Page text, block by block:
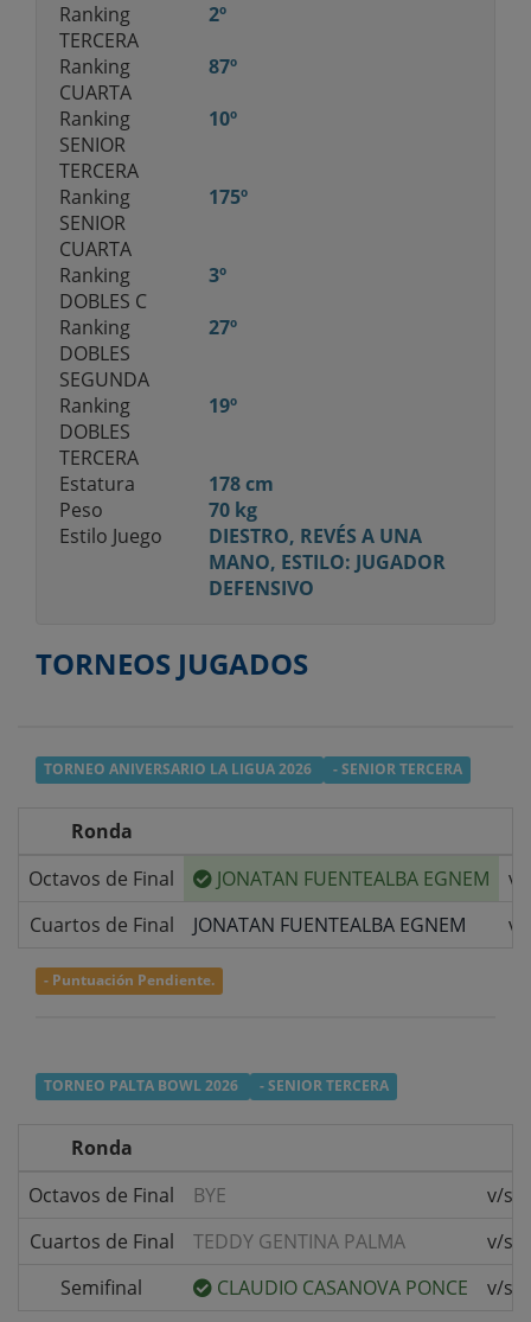
Ranking
TERCERA
2º
Ranking
CUARTA
87º
Ranking
SENIOR
TERCERA
10º
Ranking
SENIOR
CUARTA
175º
Ranking
DOBLES C
3º
Ranking
DOBLES
SEGUNDA
27º
Ranking
DOBLES
TERCERA
19º
Estatura
178 cm
Peso
70 kg
Estilo Juego
DIESTRO, REVÉS A UNA
MANO, ESTILO: JUGADOR
DEFENSIVO
TORNEOS JUGADOS
TORNEO ANIVERSARIO LA LIGUA 2026 - SENIOR TERCERA
Ronda
Octavos de Final
JONATAN FUENTEALBA EGNEM
v/
Cuartos de Final
JONATAN FUENTEALBA EGNEM v/
- Puntuación Pendiente.
TORNEO PALTA BOWL 2026 - SENIOR TERCERA
Ronda
Octavos de Final
BYE
v/s
Cuartos de Final
TEDDY GENTINA PALMA
v/s
Semifinal
CLAUDIO CASANOVA PONCE v/s